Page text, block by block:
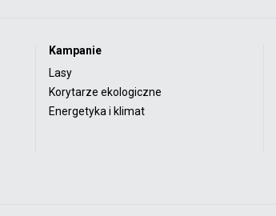
Kampanie
Lasy
Korytarze ekologiczne
Energetyka i klimat